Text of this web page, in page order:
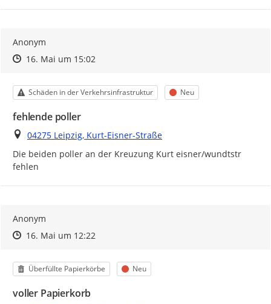
Anonym
Zeitpunkt des Erstellens
Zeitpunkt des Erstellens
16. Mai um 15:02Zur Äußerung
Kategorie
Schäden in der Verkehrsinfrastruktur Status
Neu
fehlende poller
Ort
04275 Leipzig, Kurt-Eisner-Straße
Die beiden poller an der Kreuzung Kurt eisner/wundtstr
fehlen
Anonym
Zeitpunkt des Erstellens
Zeitpunkt des Erstellens
16. Mai um 12:22Zur Äußerung
Kategorie
Überfüllte Papierkörbe Status
Neu
voller Papierkorb